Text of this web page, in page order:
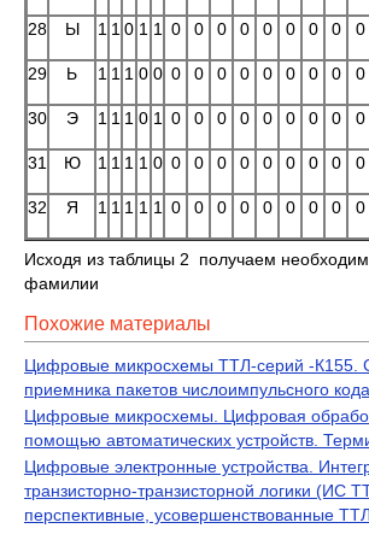
28 Ы 1 1 0 1 1 0 0 0 0 0 0 0 0 0
29 Ь 1 1 1 0 0 0 0 0 0 0 0 0 0 0
30 Э 1 1 1 0 1 0 0 0 0 0 0 0 0 0
31 Ю 1 1 1 1 0 0 0 0 0 0 0 0 0 0
32 Я 1 1 1 1 1 0 0 0 0 0 0 0 0 0
Исходя из таблицы 2 получаем
фамилии
Похожие материалы
Цифровые микросхемы ТТЛ-серий -К155.
приемника пакетов числоимпульсного кода
Цифровые микросхемы. Цифровая
помощью автоматических устройств.
Цифровые электронные устройства.
транзисторно-транзисторной логики (ИС
перспективные, усовершенствованные